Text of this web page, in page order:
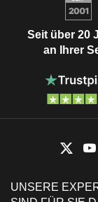
Seit über 20
an Ihrer
UNSERE